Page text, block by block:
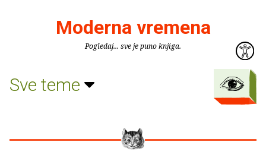
Moderna vremena
Pogledaj... sve je puno knjiga.
Sve teme